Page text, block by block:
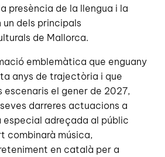
presència de la llengua i la
dels principals
de Mallorca.
emblemàtica que enguany
anys de trajectòria i que
escenaris el gener de 2027,
darreres actuacions a
especial adreçada al públic
combinarà música,
en català per a